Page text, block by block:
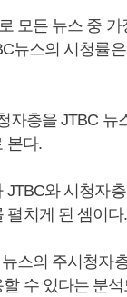
모든 뉴스 중 가
뉴스의 시청률
자층을 JTBC 뉴
본다.
와 시청자
펼치게 된 셈이다.
스의 주시청자
수 있다는 분